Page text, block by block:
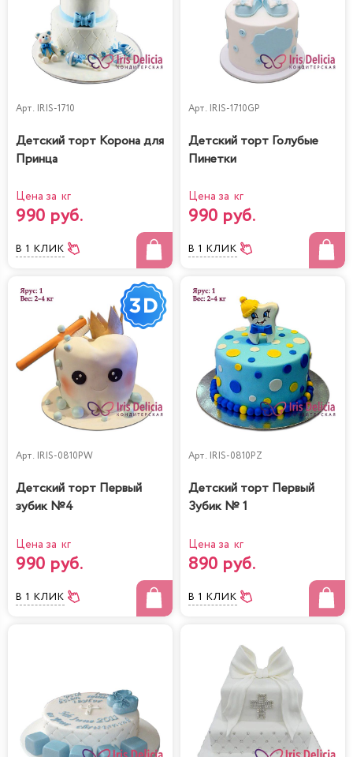
Арт. IRIS-1710
Детский торт Корона для
Принца
Цена за кг
990 руб.
В 1 КЛИК
Арт. IRIS-1710GP
Детский торт Голубые
Пинетки
Цена за кг
990 руб.
В 1 КЛИК
Арт. IRIS-0810PW
Детский торт Первый
зубик №4
Цена за кг
990 руб.
В 1 КЛИК
Арт. IRIS-0810PZ
Детский торт Первый
Зубик № 1
Цена за кг
890 руб.
В 1 КЛИК